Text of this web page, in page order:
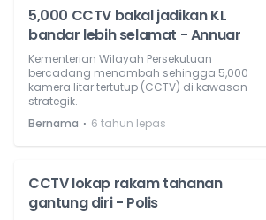
5,000 CCTV bakal jadikan KL
bandar lebih selamat - Annuar
Kementerian Wilayah Persekutuan
bercadang menambah sehingga 5,000
kamera litar tertutup (CCTV) di kawasan
strategik.
Bernama ⋅ 6 tahun lepas
CCTV lokap rakam tahanan
gantung diri - Polis